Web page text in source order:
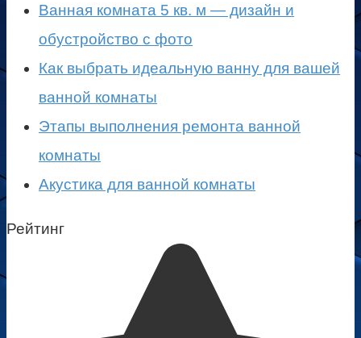
Ванная комната 5 кв. м — дизайн и
обустройство с фото
Как выбрать идеальную ванну для вашей
ванной комнаты
Этапы выполнения ремонта ванной
комнаты
Акустика для ванной комнаты
Рейтинг